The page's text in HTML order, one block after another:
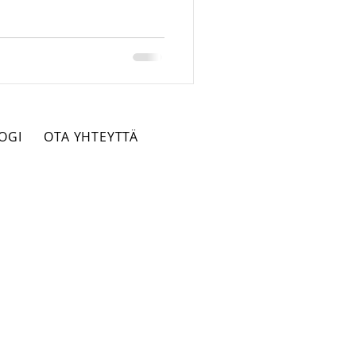
OTA YHTEYTTÄ